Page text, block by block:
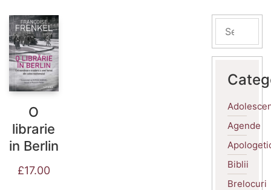
O
librarie
in Berlin
£17.00
Agende
Biblii
Brelocuri